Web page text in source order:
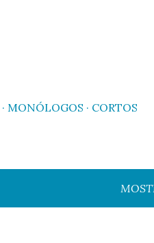
MONÓLOGOS CORTOS